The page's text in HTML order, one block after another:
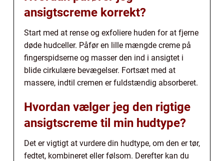
ansigtscreme korrekt?
Start med at rense og exfoliere huden for at fjerne
døde hudceller. Påfør en lille mængde creme på
fingerspidserne og masser den ind i ansigtet i
blide cirkulære bevægelser. Fortsæt med at
massere, indtil cremen er fuldstændig absorberet.
Hvordan vælger jeg den rigtige
ansigtscreme til min hudtype?
Det er vigtigt at vurdere din hudtype, om den er tør,
fedtet, kombineret eller følsom. Derefter kan du